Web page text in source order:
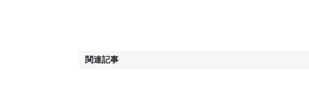
関連記事